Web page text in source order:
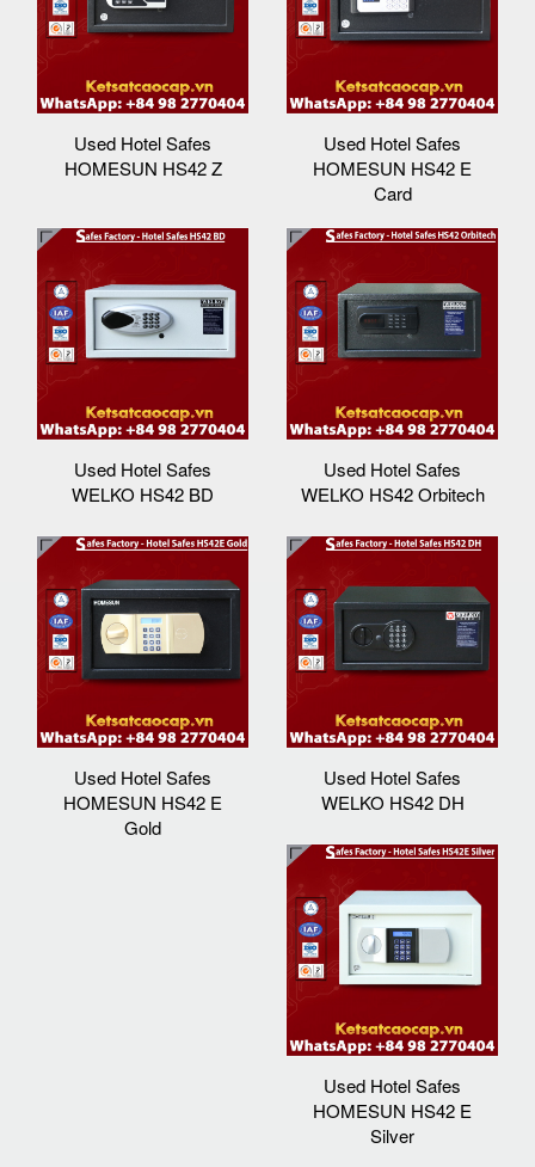
Used Hotel Safes
HOMESUN HS42 Z
Used Hotel Safes
HOMESUN HS42 E
Card
Used Hotel Safes
WELKO HS42 BD
Used Hotel Safes
WELKO HS42 Orbitech
Used Hotel Safes
HOMESUN HS42 E
Gold
Used Hotel Safes
WELKO HS42 DH
Used Hotel Safes
HOMESUN HS42 E
Silver